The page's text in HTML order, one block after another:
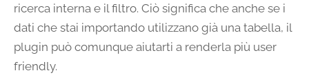
ricerca interna e il filtro. Ciò significa che anche se i
dati che stai importando utilizzano già una tabella, il
plugin può comunque aiutarti a renderla più user
friendly.